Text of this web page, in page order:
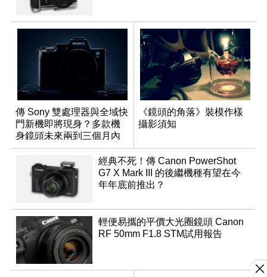
傳 Sony 雙處理器與全域快
門新機即將現身？多款機
身鏡頭未來兩到三個月內
有望登場
《鏡頭的角落》裝模作樣
攝影須知
經典不死！傳 Canon PowerShot
G7 X Mark III 的後繼機種有望在今
年年底前推出？
輕便易攜的平價大光圈鏡頭 Canon
RF 50mm F1.8 STM試用報告